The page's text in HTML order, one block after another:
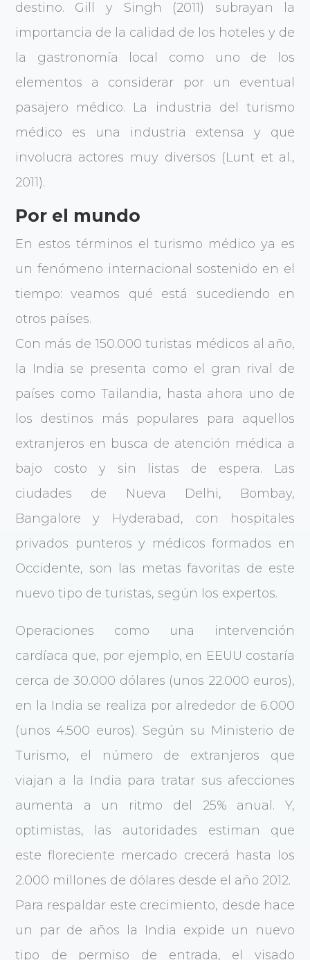
destino. Gill y Singh (2011) subrayan la
importancia de la calidad de los hoteles y de
la gastronomía local como uno de los
elementos a considerar por un eventual
pasajero médico. La industria del turismo
médico es una industria extensa y que
involucra actores muy diversos (Lunt et al.,
2011).
Por el mundo
En estos términos el turismo médico ya es
un fenómeno internacional sostenido en el
tiempo: veamos qué está sucediendo en
otros países.
Con más de 150.000 turistas médicos al año,
la India se presenta como el gran rival de
países como Tailandia, hasta ahora uno de
los destinos más populares para aquellos
extranjeros en busca de atención médica a
bajo costo y sin listas de espera. Las
ciudades de Nueva Delhi, Bombay,
Bangalore y Hyderabad, con hospitales
privados punteros y médicos formados en
Occidente, son las metas favoritas de este
nuevo tipo de turistas, según los expertos.
Operaciones como una intervención
cardíaca que, por ejemplo, en EEUU costaría
cerca de 30.000 dólares (unos 22.000 euros),
en la India se realiza por alrededor de 6.000
(unos 4.500 euros). Según su Ministerio de
Turismo, el número de extranjeros que
viajan a la India para tratar sus afecciones
aumenta a un ritmo del 25% anual. Y,
optimistas, las autoridades estiman que
este floreciente mercado crecerá hasta los
2.000 millones de dólares desde el año 2012.
Para respaldar este crecimiento, desde hace
un par de años la India expide un nuevo
tipo de permiso de entrada, el visado